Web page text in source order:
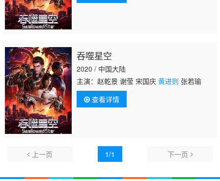
吞噬星空
2020 / 中国大陆
主演：赵乾景 谢莹 宋国庆 黄进则 张若瑜
查看详情
上一页 1/1 下一页